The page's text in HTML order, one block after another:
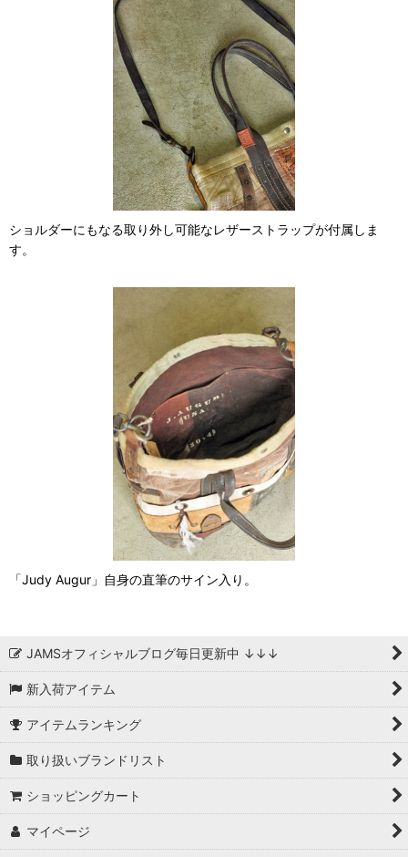
ショルダーにもなる取り外し可能なレザーストラップが付属しま
す。
「Judy Augur」自身の直筆のサイン入り。
JAMSオフィシャルブログ毎日更新中 ↓↓↓
新入荷アイテム
アイテムランキング
取り扱いブランドリスト
ショッピングカート
マイページ